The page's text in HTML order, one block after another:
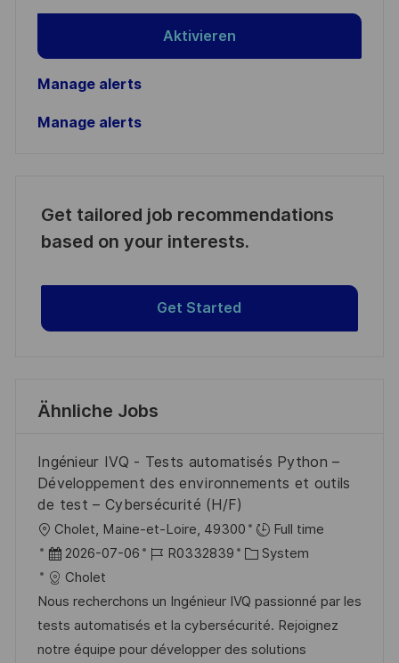
Aktivieren
Manage alerts
Manage alerts
Get tailored job recommendations
based on your interests.
Get Started
Ähnliche Jobs
Ingénieur IVQ - Tests automatisés Python –
Développement des environnements et outils
de test – Cybersécurité (H/F)
O
r
t
Cholet, Maine-et-Loire, 49300
Full time
D
a
t
u
m
2026-07-06
J
b
-
I
R0332839
K
t
e
g
System
Cholet
Nous recherchons un Ingénieur IVQ passionné par les
tests automatisés et la cybersécurité. Rejoignez
notre équipe pour développer des solutions